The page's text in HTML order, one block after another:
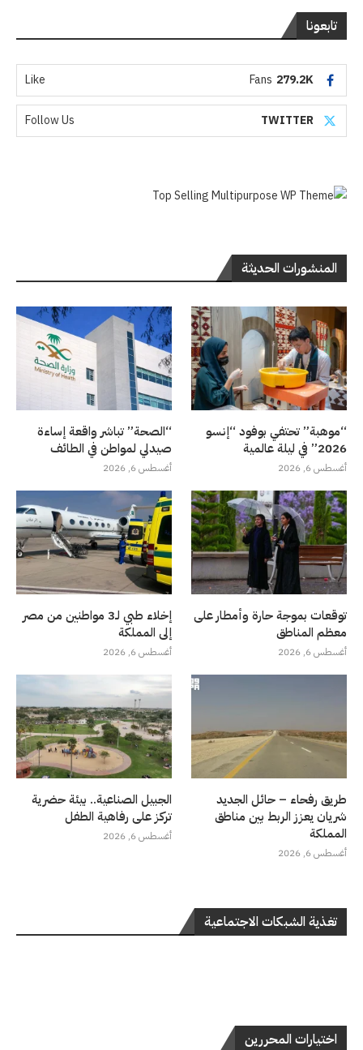
تابعونا
279.2K
Fans
Like
TWITTER
Follow Us
المنشورات الحديثة
“موهبة” تحتفي بوفود “إنسو
2026” في ليلة عالمية
أغسطس 6, 2026
“الصحة” تباشر واقعة إساءة
صيدلي لمواطن في الطائف
أغسطس 6, 2026
توقعات بموجة حارة وأمطار على
معظم المناطق
أغسطس 6, 2026
إخلاء طبي لـ3 مواطنين من مصر
إلى المملكة
أغسطس 6, 2026
طريق رفحاء – حائل الجديد
شريان يعزز الربط بين مناطق
المملكة
أغسطس 6, 2026
الجبيل الصناعية.. بيئة حضرية
تركز على رفاهية الطفل
أغسطس 6, 2026
تغذية الشبكات الاجتماعية
اختيارات المحررين